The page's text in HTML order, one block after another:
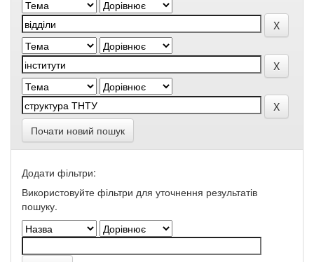
Почати новий пошук
Додати фільтри:
Використовуйте фільтри для уточнення результатів
пошуку.